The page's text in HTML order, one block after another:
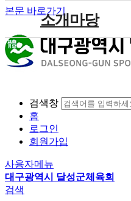
본문 바로가기
검색창
홈
로그인
회원가입
사용자메뉴
대구광역시 달성군체육회
검색
소개마당
인사말
설립목적 및 연혁
임원현황
직원현황
경영공시
규정
주요사업
사업안내
대회안내
묻고답하기